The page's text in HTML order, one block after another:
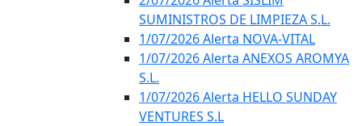
SUMINISTROS DE LIMPIEZA S.L.
1/07/2026 Alerta NOVA-VITAL
1/07/2026 Alerta ANEXOS AROMYA
S.L.
1/07/2026 Alerta HELLO SUNDAY
VENTURES S.L